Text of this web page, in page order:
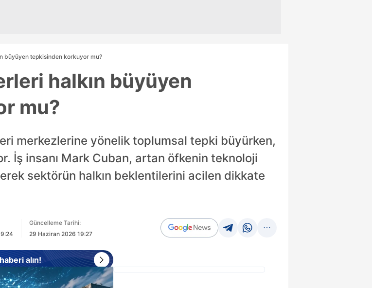
büyüyen tepkisinden korkuyor mu?
halkın büyüyen
mu?
merkezlerine yönelik toplumsal tepki büyürken,
İş insanı Mark Cuban, artan öfkenin teknoloji
sektörün halkın beklentilerini acilen dikkate
Güncelleme Tarihi:
29 Haziran 2026 19:27
alın!